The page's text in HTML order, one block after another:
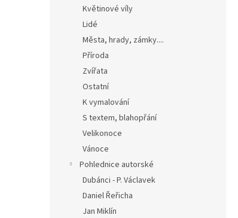
Květinové víly
Lidé
Města, hrady, zámky....
Příroda
Zvířata
Ostatní
K vymalování
S textem, blahopřání
Velikonoce
Vánoce
Pohlednice autorské
Dubánci - P. Václavek
Daniel Řeřicha
Jan Miklín